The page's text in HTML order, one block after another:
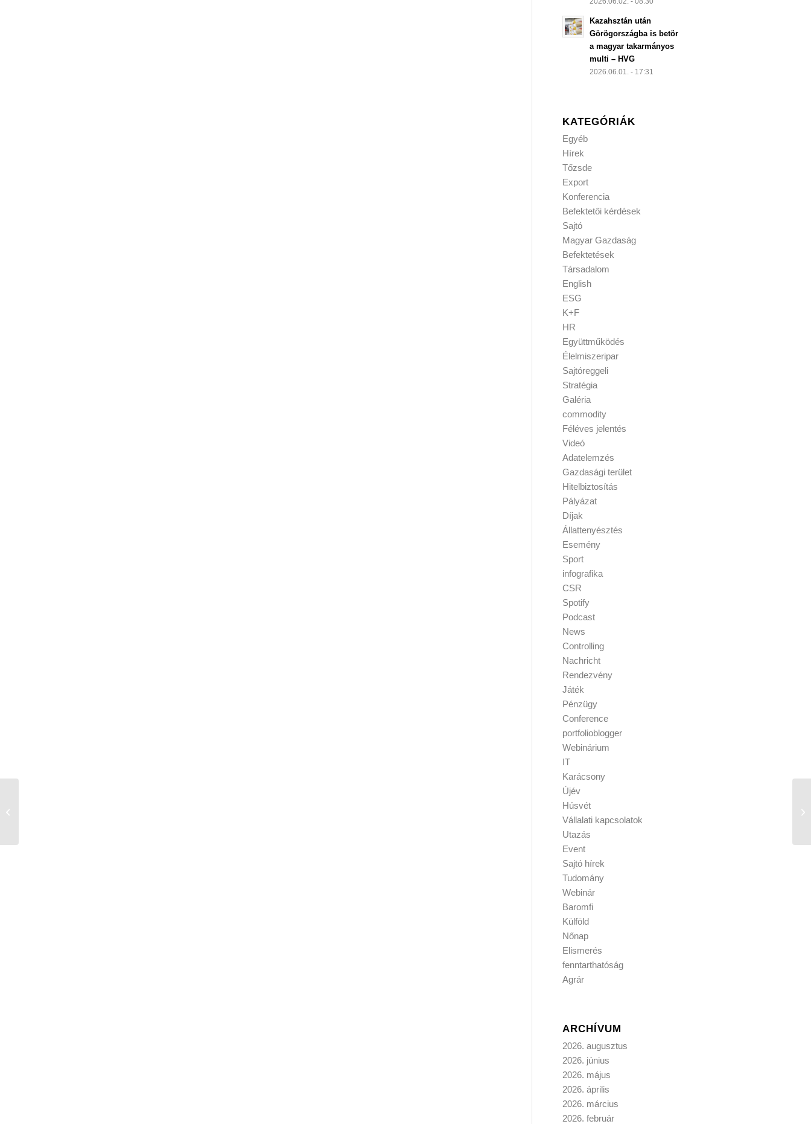
Kazahsztán után
Görögországba is betör
a magyar takarmányos
multi – HVG
2026.06.01. - 17:31
KATEGÓRIÁK
Egyéb
Hírek
Tőzsde
Export
Konferencia
Befektetői kérdések
Sajtó
Magyar Gazdaság
Befektetések
Társadalom
English
ESG
K+F
HR
Együttműködés
Élelmiszeripar
Sajtóreggeli
Stratégia
Galéria
commodity
Féléves jelentés
Videó
Adatelemzés
Gazdasági terület
Hitelbiztosítás
Pályázat
Díjak
Állattenyésztés
Esemény
Sport
infografika
CSR
Spotify
Podcast
News
Controlling
Nachricht
Rendezvény
Játék
Pénzügy
Conference
portfolioblogger
Webinárium
IT
Karácsony
Újév
Húsvét
Vállalati kapcsolatok
Utazás
Event
Sajtó hírek
Tudomány
Webinár
Baromfi
Külföld
Nőnap
Elismerés
fenntarthatóság
Agrár
ARCHÍVUM
2026. augusztus
2026. június
2026. május
2026. április
2026. március
2026. február